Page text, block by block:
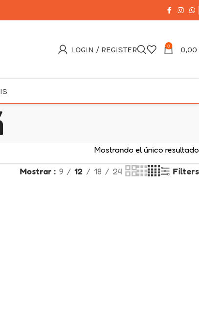
LOGIN / REGISTER 0 0,00
Mostrando el único resultado
Mostrar 9 12 18 24 Filters